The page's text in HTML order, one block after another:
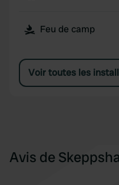
Feu de camp
Voir toutes les
Avis de